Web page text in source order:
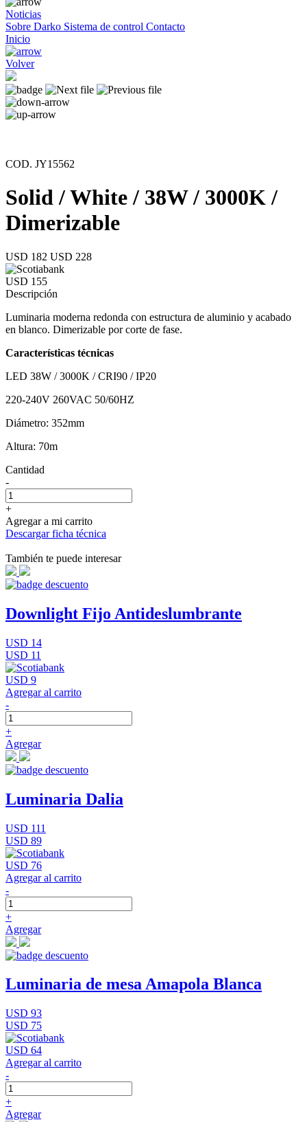
Noticias
Sobre Darko Sistema de control Contacto
Inicio
Volver
COD. JY15562
Solid / White / 38W / 3000K /
Dimerizable
USD 182 USD 228
USD 155
Descripción
Luminaria moderna redonda con estructura de aluminio y acabado
en blanco. Dimerizable por corte de fase.
Características técnicas
LED 38W / 3000K / CRI90 / IP20
220-240V 260VAC 50/60HZ
Diámetro: 352mm
Altura: 70m
Cantidad
-
+
Agregar a mi carrito
Descargar ficha técnica
También te puede interesar
Downlight Fijo Antideslumbrante
USD 14
USD 11
USD 9
Agregar al carrito
-
+
Agregar
Luminaria Dalia
USD 111
USD 89
USD 76
Agregar al carrito
-
+
Agregar
Luminaria de mesa Amapola Blanca
USD 93
USD 75
USD 64
Agregar al carrito
-
+
Agregar